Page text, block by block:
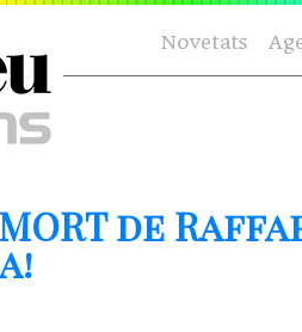
Novetats
MORT de